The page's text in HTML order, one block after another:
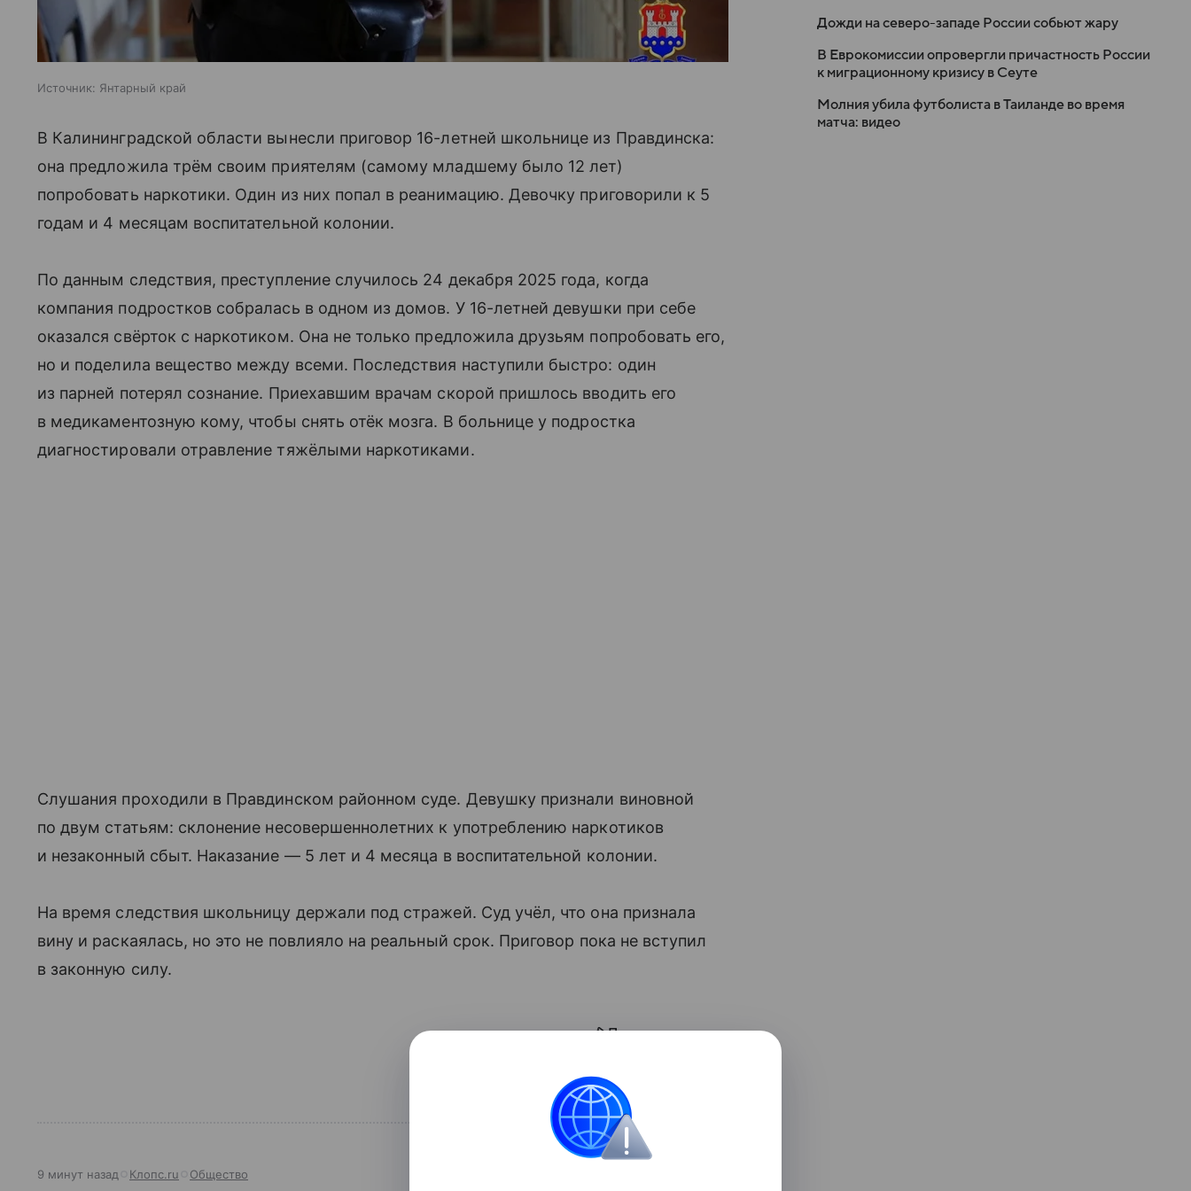
Источник: Янтарный край
В Калининградской области вынесли приговор 16-летней школьнице из Правдинска:
она предложила трём своим приятелям (самому младшему было 12 лет)
попробовать наркотики. Один из них попал в реанимацию. Девочку приговорили к 5
годам и 4 месяцам воспитательной колонии.
По данным следствия, преступление случилось 24 декабря 2025 года, когда
компания подростков собралась в одном из домов. У 16-летней девушки при себе
оказался свёрток с наркотиком. Она не только предложила друзьям попробовать его,
но и поделила вещество между всеми. Последствия наступили быстро: один
из парней потерял сознание. Приехавшим врачам скорой пришлось вводить его
в медикаментозную кому, чтобы снять отёк мозга. В больнице у подростка
диагностировали отравление тяжёлыми наркотиками.
Слушания проходили в Правдинском районном суде. Девушку признали виновной
по двум статьям: склонение несовершеннолетних к употреблению наркотиков
и незаконный сбыт. Наказание — 5 лет и 4 месяца в воспитательной колонии.
На время следствия школьницу держали под стражей. Суд учёл, что она признала
вину и раскаялась, но это не повлияло на реальный срок. Приговор пока не вступил
в законную силу.
Поделиться
9 минут назад Клопс.ru Общество
Дожди на северо-западе России собьют жару
В Еврокомиссии опровергли причастность России
к миграционному кризису в Сеуте
Молния убила футболиста в Таиланде во время
матча: видео